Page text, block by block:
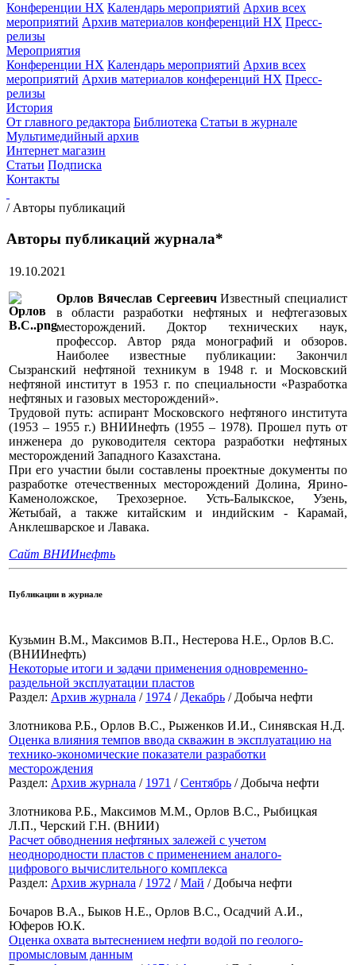
Конференции НХ Календарь мероприятий Архив всех
мероприятий Архив материалов конференций НХ Пресс-
релизы
Мероприятия
Конференции НХ Календарь мероприятий Архив всех
мероприятий Архив материалов конференций НХ Пресс-
релизы
История
От главного редактора Библиотека Статьи в журнале
Мультимедийный архив
Интернет магазин
Статьи Подписка
Контакты
/ Авторы публикаций
Авторы публикаций журнала*
19.10.2021
Орлов Вячеслав СергеевичИзвестный специалист
в области разработки нефтяных и нефтегазовых
месторождений. Доктор технических наук,
профессор. Автор ряда монографий и обзоров.
Наиболее известные публикации: Закончил
Сызранский нефтяной техникум в 1948 г. и Московский
нефтяной институт в 1953 г. по специальности «Разработка
нефтяных и газовых месторождений».
Трудовой путь: аспирант Московского нефтяного института
(1953 – 1955 г.) ВНИИнефть (1955 – 1978). Прошел путь от
инженера до руководителя сектора разработки нефтяных
месторождений Западного Казахстана.
При его участии были составлены проектные документы по
разработке отечественных месторождений Долина, Ярино-
Каменоложское, Трехозерное. Усть-Балыкское, Узень,
Жетыбай, а также китайским и индийским - Карамай,
Анклешварское и Лавака.
Сайт ВНИИнефть
Публикации в журнале
Кузьмин В.М., Максимов В.П., Нестерова Н.Е., Орлов В.С.
(ВНИИнефть)
Некоторые итоги и задачи применения одновременно-
раздельной эксплуатации пластов
Раздел: Архив журнала / 1974 / Декабрь / Добыча нефти
Злотникова Р.Б., Орлов В.С., Рыженков И.И., Синявская Н.Д.
Оценка влияния темпов ввода скважин в эксплуатацию на
технико-экономические показатели разработки
месторождения
Раздел: Архив журнала / 1971 /Сентябрь / Добыча нефти
Злотникова Р.Б., Максимов М.М., Орлов В.С., Рыбицкая
Л.П., Черский Г.Н. (ВНИИ)
Расчет обводнения нефтяных залежей с учетом
неоднородности пластов с применением аналого-
цифрового вычислительного комплекса
Раздел: Архив журнала / 1972 /Май / Добыча нефти
Бочаров В.А., Быков Н.Е., Орлов В.С., Осадчий А.И.,
Юферов Ю.К.
Оценка охвата вытеснением нефти водой по геолого-
промысловым данным